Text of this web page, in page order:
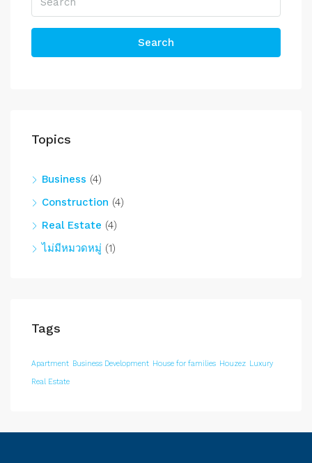
Search
Topics
Business (4)
Construction (4)
Real Estate (4)
ไม่มีหมวดหมู่ (1)
Tags
Apartment Business Development House for families Houzez Luxury
Real Estate